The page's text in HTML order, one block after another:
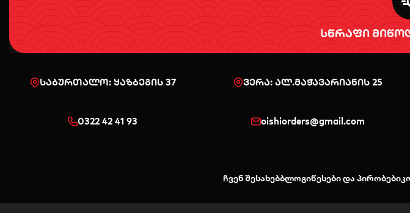
სწრაფი
საბურთალო: ყაზბეგის 37 ვერა: ალ.მაჭავარიანის 25
0322 42 41 93 oishiorders@gmail.com
ჩვენ შესახებბლოგიწესები და პირობები